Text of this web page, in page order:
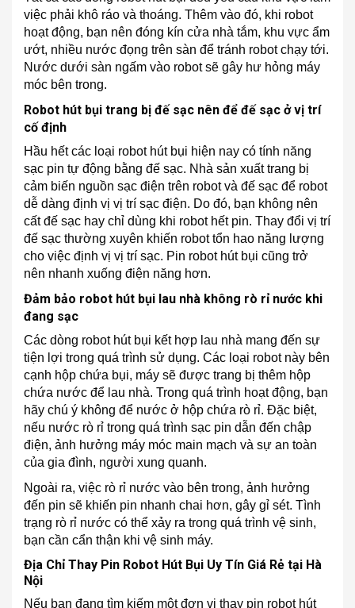
việc phải khô ráo và thoáng. Thêm vào đó, khi robot
hoạt động, bạn nên đóng kín cửa nhà tắm, khu vực ẩm
ướt, nhiều nước đọng trên sàn để tránh robot chạy tới.
Nước dưới sàn ngấm vào robot sẽ gây hư hỏng máy
móc bên trong.
Robot hút bụi trang bị đế sạc nên để đế sạc ở vị trí
cố định
Hầu hết các loại robot hút bụi hiện nay có tính năng
sạc pin tự động bằng đế sạc. Nhà sản xuất trang bị
cảm biến nguồn sạc điện trên robot và đế sạc để robot
dễ dàng định vị vị trí sạc điện. Do đó, bạn không nên
cất đế sạc hay chỉ dùng khi robot hết pin. Thay đổi vị trí
đế sạc thường xuyên khiến robot tổn hao năng lượng
cho việc định vị vị trí sạc. Pin robot hút bụi cũng trở
nên nhanh xuống điện năng hơn.
Đảm bảo robot hút bụi lau nhà không rò rỉ nước khi
đang sạc
Các dòng robot hút bụi kết hợp lau nhà mang đến sự
tiện lợi trong quá trình sử dụng. Các loại robot này bên
cạnh hộp chứa bụi, máy sẽ được trang bị thêm hộp
chứa nước để lau nhà. Trong quá trình hoạt động, bạn
hãy chú ý không để nước ở hộp chứa rò rỉ. Đặc biệt,
nếu nước rò rỉ trong quá trình sạc pin dẫn đến chập
điện, ảnh hưởng máy móc main mạch và sự an toàn
của gia đình, người xung quanh.
Ngoài ra, việc rò rỉ nước vào bên trong, ảnh hưởng
đến pin sẽ khiến pin nhanh chai hơn, gây gỉ sét. Tình
trạng rò rỉ nước có thể xảy ra trong quá trình vệ sinh,
bạn cần cẩn thận khi vệ sinh máy.
Địa Chỉ Thay Pin Robot Hút Bụi Uy Tín Giá Rẻ tại Hà
Nội
Nếu bạn đang tìm kiếm một đơn vị thay pin robot hút